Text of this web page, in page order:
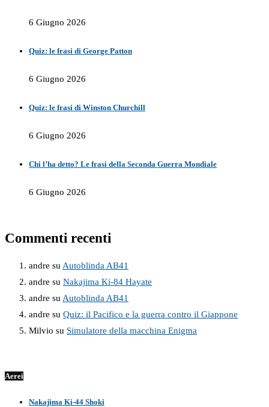
6 Giugno 2026
Quiz: le frasi di George Patton
6 Giugno 2026
Quiz: le frasi di Winston Churchill
6 Giugno 2026
Chi l’ha detto? Le frasi della Seconda Guerra Mondiale
6 Giugno 2026
Commenti recenti
andre su Autoblinda AB41
andre su Nakajima Ki-84 Hayate
andre su Autoblinda AB41
andre su Quiz: il Pacifico e la guerra contro il Giappone
Milvio su Simulatore della macchina Enigma
Aerei
Nakajima Ki-44 Shoki